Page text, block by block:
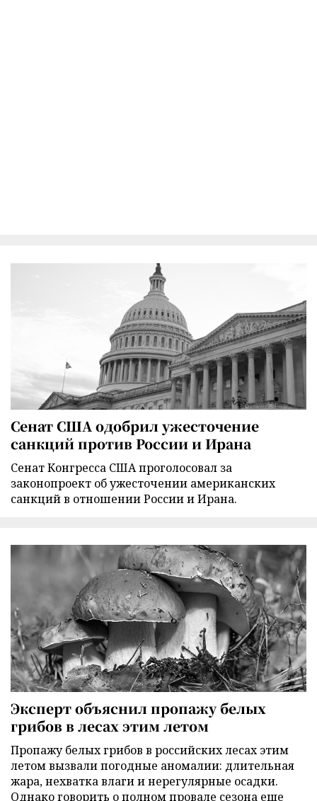
Сенат США одобрил ужесточение
санкций против России и Ирана
Сенат Конгресса США проголосовал за
законопроект об ужесточении американских
санкций в отношении России и Ирана.
Эксперт объяснил пропажу белых
грибов в лесах этим летом
Пропажу белых грибов в российских лесах этим
летом вызвали погодные аномалии: длительная
жара, нехватка влаги и нерегулярные осадки.
Однако говорить о полном провале сезона еще